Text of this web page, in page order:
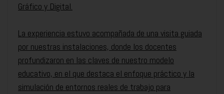
Gráfico y Digital.
La experiencia estuvo acompañada de una visita guiada
por nuestras instalaciones, donde los docentes
profundizaron en las claves de nuestro modelo
educativo, en el que destaca el enfoque práctico y la
simulación de entornos reales de trabajo para